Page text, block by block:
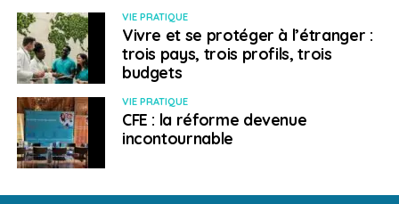
Étatsmembres de l’UE, ce qui engendrent certaines
confrontations. Des négociateurs de la Commission
européenne se sont rendus deux fois au Brésil, en
septembre et octobre 2024, pour avancer sur les
points qui freinent les négociations. Une troisième
entrevue est prévue à la fin du mois de novembre 2024,
mais l’hypothèse annoncée à plusieurs reprises d’une
signature symbolique de cet accord de libre-échange
VIE PRATIQUE
Vivre et se protéger à l’étranger :
trois pays, trois profils, trois
budgets
VIE PRATIQUE
CFE : la réforme devenue
incontournable